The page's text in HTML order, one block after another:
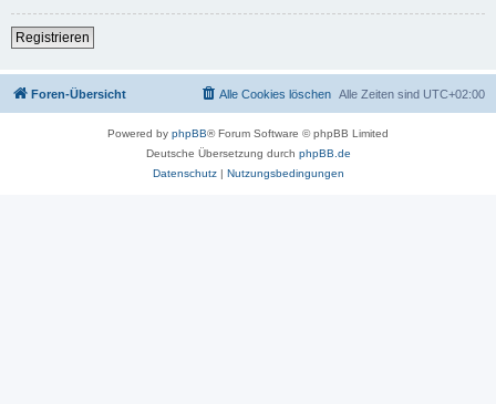
Registrieren
Foren-Übersicht Alle Zeiten sind UTC+02:00
Alle Cookies löschen
Powered by phpBB® Forum Software © phpBB Limited
Deutsche Übersetzung durch phpBB.de
Datenschutz| Nutzungsbedingungen